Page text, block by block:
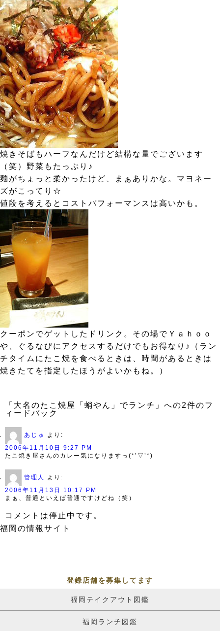
焼きそばもハーフなんだけど結構な量でございます
（笑）野菜もたっぷり♪
麺がちょっと柔かったけど、まぁありかな。マヨネー
ズがこってり☆
値段を考えるとコストパフォーマンスは高いかも。
クーポンでゲットしたドリンク。その場でＹａｈｏｏ
や、ぐるなびにアクセスするだけでもお得なり♪（ラン
チタイムにたこ焼を食べるときは、時間があるときは
焼きたてを指定したほうがよいかもね。）
「大名のたこ焼屋「蛸やん」でランチ」への2件のフ
ィードバック
あじゅ
より:
2006年11月10日 9:27 PM
たこ焼き屋さんのカレー気になりますっ(*’▽’*)
管理人
より:
2006年11月13日 10:17 PM
まぁ、普通といえば普通ですけどね（笑）
コメントは停止中です。
福岡の情報サイト
登録店舗を募集してます
福岡テイクアウト図鑑
福岡ランチ図鑑